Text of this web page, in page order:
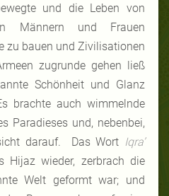
und die Leben von
Männern und Frauen
zu bauen und Zivilisationen
zugrunde gehen ließ
Schönheit und Glanz
brachte auch wimmelnde
Paradieses und, nebenbei,
darauf. Das Wort Iqra’
Hijaz wieder, zerbrach die
Welt geformt war; und